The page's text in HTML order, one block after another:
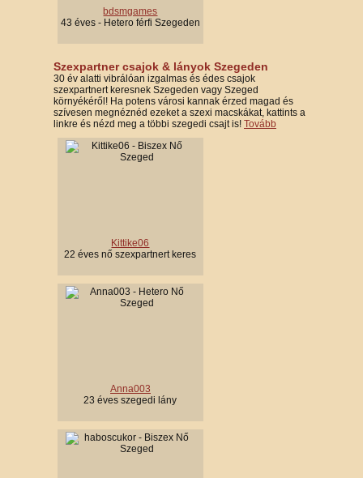
bdsmgames
43 éves - Hetero férfi Szegeden
Szexpartner csajok & lányok Szegeden
30 év alatti vibrálóan izgalmas és édes csajok
szexpartnert keresnek Szegeden vagy Szeged
környékéről! Ha potens városi kannak érzed magad és
szívesen megnéznéd ezeket a szexi macskákat, kattints a
linkre és nézd meg a többi szegedi csajt is! Tovább
Kittike06
22 éves nő szexpartnert keres
Anna003
23 éves szegedi lány